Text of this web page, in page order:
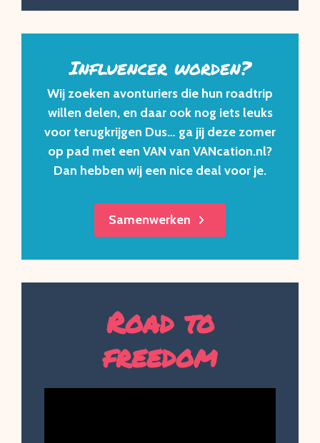
Influencer worden?
Wij zoeken avonturiers die hun roadtrip
willen delen, en daar ook nog iets leuks
voor terugkrijgen Dus… ga jij deze zomer
op pad met een VAN van VANcation.nl?
Dan hebben wij een nice deal voor je.
Samenwerken
Road to
freedom